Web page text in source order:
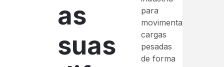
as
suas
para
movimentar
cargas
pesadas
de forma